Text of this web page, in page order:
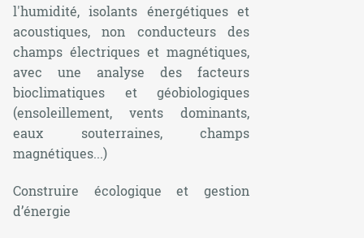
l'humidité, isolants énergétiques et
acoustiques, non conducteurs des
champs électriques et magnétiques,
avec une analyse des facteurs
bioclimatiques et géobiologiques
(ensoleillement, vents dominants,
eaux souterraines, champs
magnétiques...)
Construire écologique et gestion
d’énergie